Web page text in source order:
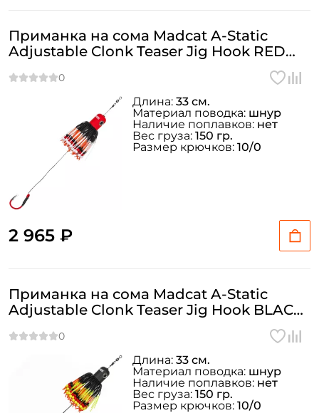
Приманка на сома Madcat A-Static
Adjustable Clonk Teaser Jig Hook RED
2 965 ₽
Длина: 33 см.
Материал поводка: шнур
Наличие поплавков: нет
Вес груза: 150 гр.
Размер крючков: 10/0
Приманка на сома Madcat A-Static
Adjustable Clonk Teaser Jig Hook BLACK
Длина: 33 см.
Материал поводка: шнур
Наличие поплавков: нет
Вес груза: 150 гр.
Размер крючков: 10/0